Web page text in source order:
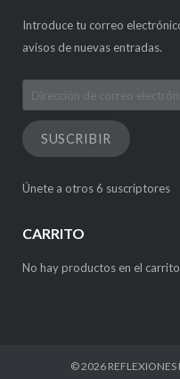
Introduce tu correo
avisos de nuevas entradas.
Dirección
de
correo
electrónico
SUSCRIBIR
Únete a otros 6 suscriptores
CARRITO
No hay productos en el
© 2026